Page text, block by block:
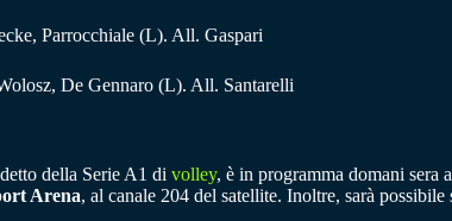
Parrocchiale (L). All. Gaspari
De Gennaro (L). All. Santarelli
della Serie A1 di volley, è in programma domani sera
Arena, al canale 204 del satellite. Inoltre, sarà